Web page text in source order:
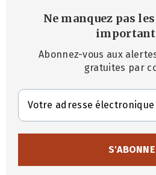
Ne manquez pas
Abonnez-vous aux
gratuites par